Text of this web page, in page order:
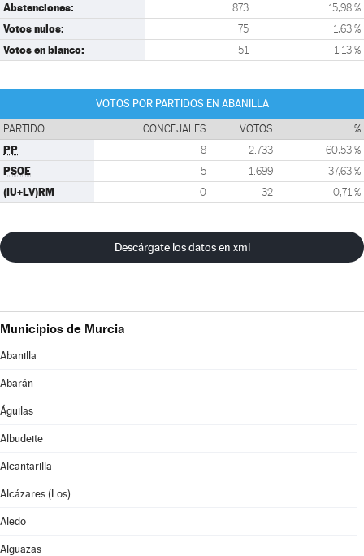
Abstenciones: 873 15,98 %
Votos nulos: 75 1,63 %
Votos en blanco: 51 1,13 %
VOTOS POR PARTIDOS EN ABANILLA
PARTIDO CONCEJALES VOTOS %
PP 8 2.733 60,53 %
PSOE 5 1.699 37,63 %
(IU+LV)RM 0 32 0,71 %
Descárgate los datos en xml
Municipios de Murcia
Abanilla
Abarán
Águilas
Albudeite
Alcantarilla
Alcázares (Los)
Aledo
Alguazas